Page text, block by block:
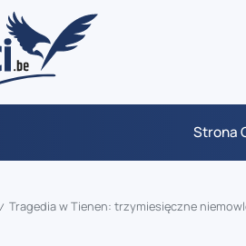
Strona
/ Tragedia w Tienen: trzymiesięczne